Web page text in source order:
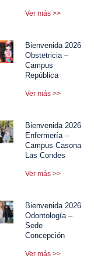
Ver más >>
Bienvenida 2026
Obstetricia –
Campus
República
Ver más >>
Bienvenida 2026
Enfermería –
Campus Casona
Las Condes
Ver más >>
Bienvenida 2026
Odontología –
Sede
Concepción
Ver más >>